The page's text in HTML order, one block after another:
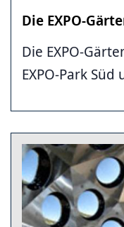
Die EXPO-
Die EXPO-
EXPO-Park